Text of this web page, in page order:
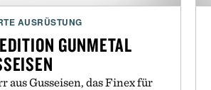
AUSRÜSTUNG
GUNMETAL
aus Gusseisen, das Finex für